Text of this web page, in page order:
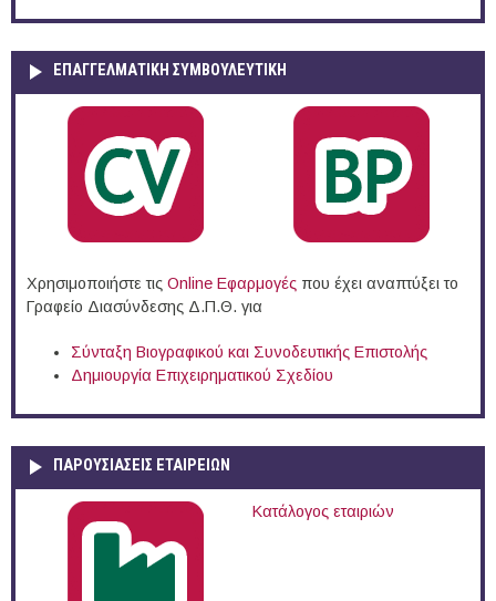
ΕΠΑΓΓΕΛΜΑΤΙΚΉ ΣΥΜΒΟΥΛΕΥΤΙΚΉ
Χρησιμοποιήστε τις Online Eφαρμογές που έχει αναπτύξει το
Γραφείο Διασύνδεσης Δ.Π.Θ. για
Σύνταξη Βιογραφικού και Συνοδευτικής Επιστολής
Δημιουργία Επιχειρηματικού Σχεδίου
ΠΑΡΟΥΣΙΆΣΕΙΣ ΕΤΑΙΡΕΙΏΝ
Κατάλογος εταιριών